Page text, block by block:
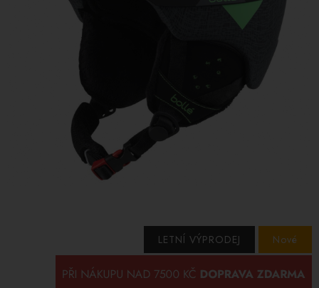
Nové
LETNÍ VÝPRODEJ